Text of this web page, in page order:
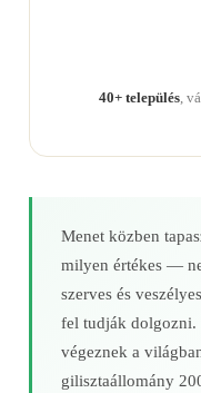
40+ település,
Menet közben
milyen értékes —
szerves és
fel tudják dolgozni.
végeznek a
gilisztaállomány